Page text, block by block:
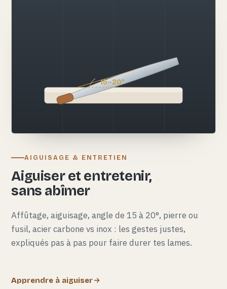
15–20°
AIGUISAGE & ENTRETIEN
Aiguiser et entretenir,
sans abîmer
Affûtage, aiguisage, angle de 15 à 20°, pierre ou
fusil, acier carbone vs inox : les gestes justes,
expliqués pas à pas pour faire durer tes lames.
Apprendre à aiguiser